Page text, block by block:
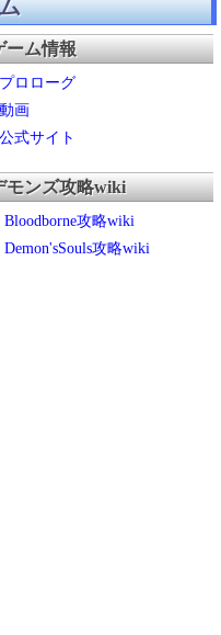
ーム情報
プロローグ
動画
公式サイト
モンズ攻略wiki
Bloodborne攻略wiki
Demon'sSouls攻略wiki